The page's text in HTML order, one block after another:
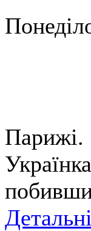
Парижі.